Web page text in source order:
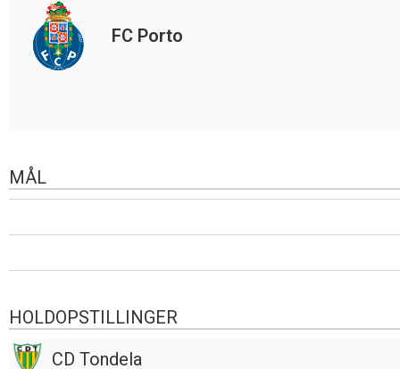
FC Porto
MÅL
HOLDOPSTILLINGER
CD Tondela